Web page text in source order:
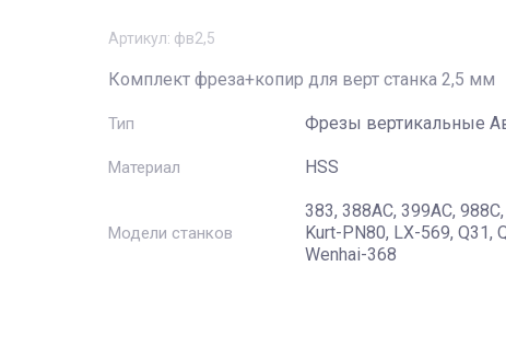
Артикул: фв2,5
Комплект фреза+копир для верт станка 2,5 мм
Тип Фрезы вертикальные
Материал HSS
Модели станков
383, 388AC, 399AC, 988C,
Kurt-PN80, LX-569, Q31,
Wenhai-368